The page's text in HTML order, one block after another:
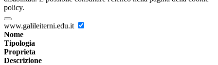
policy.
www.galileiterni.edu.it
Nome
Tipologia
Proprieta
Descrizione